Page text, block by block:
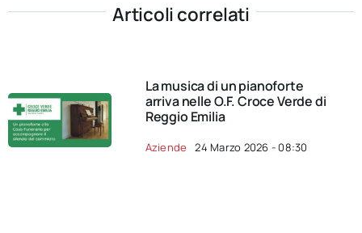
Articoli correlati
La musica di un pianoforte
arriva nelle O.F. Croce Verde di
Reggio Emilia
Aziende 24 Marzo 2026 - 08:30